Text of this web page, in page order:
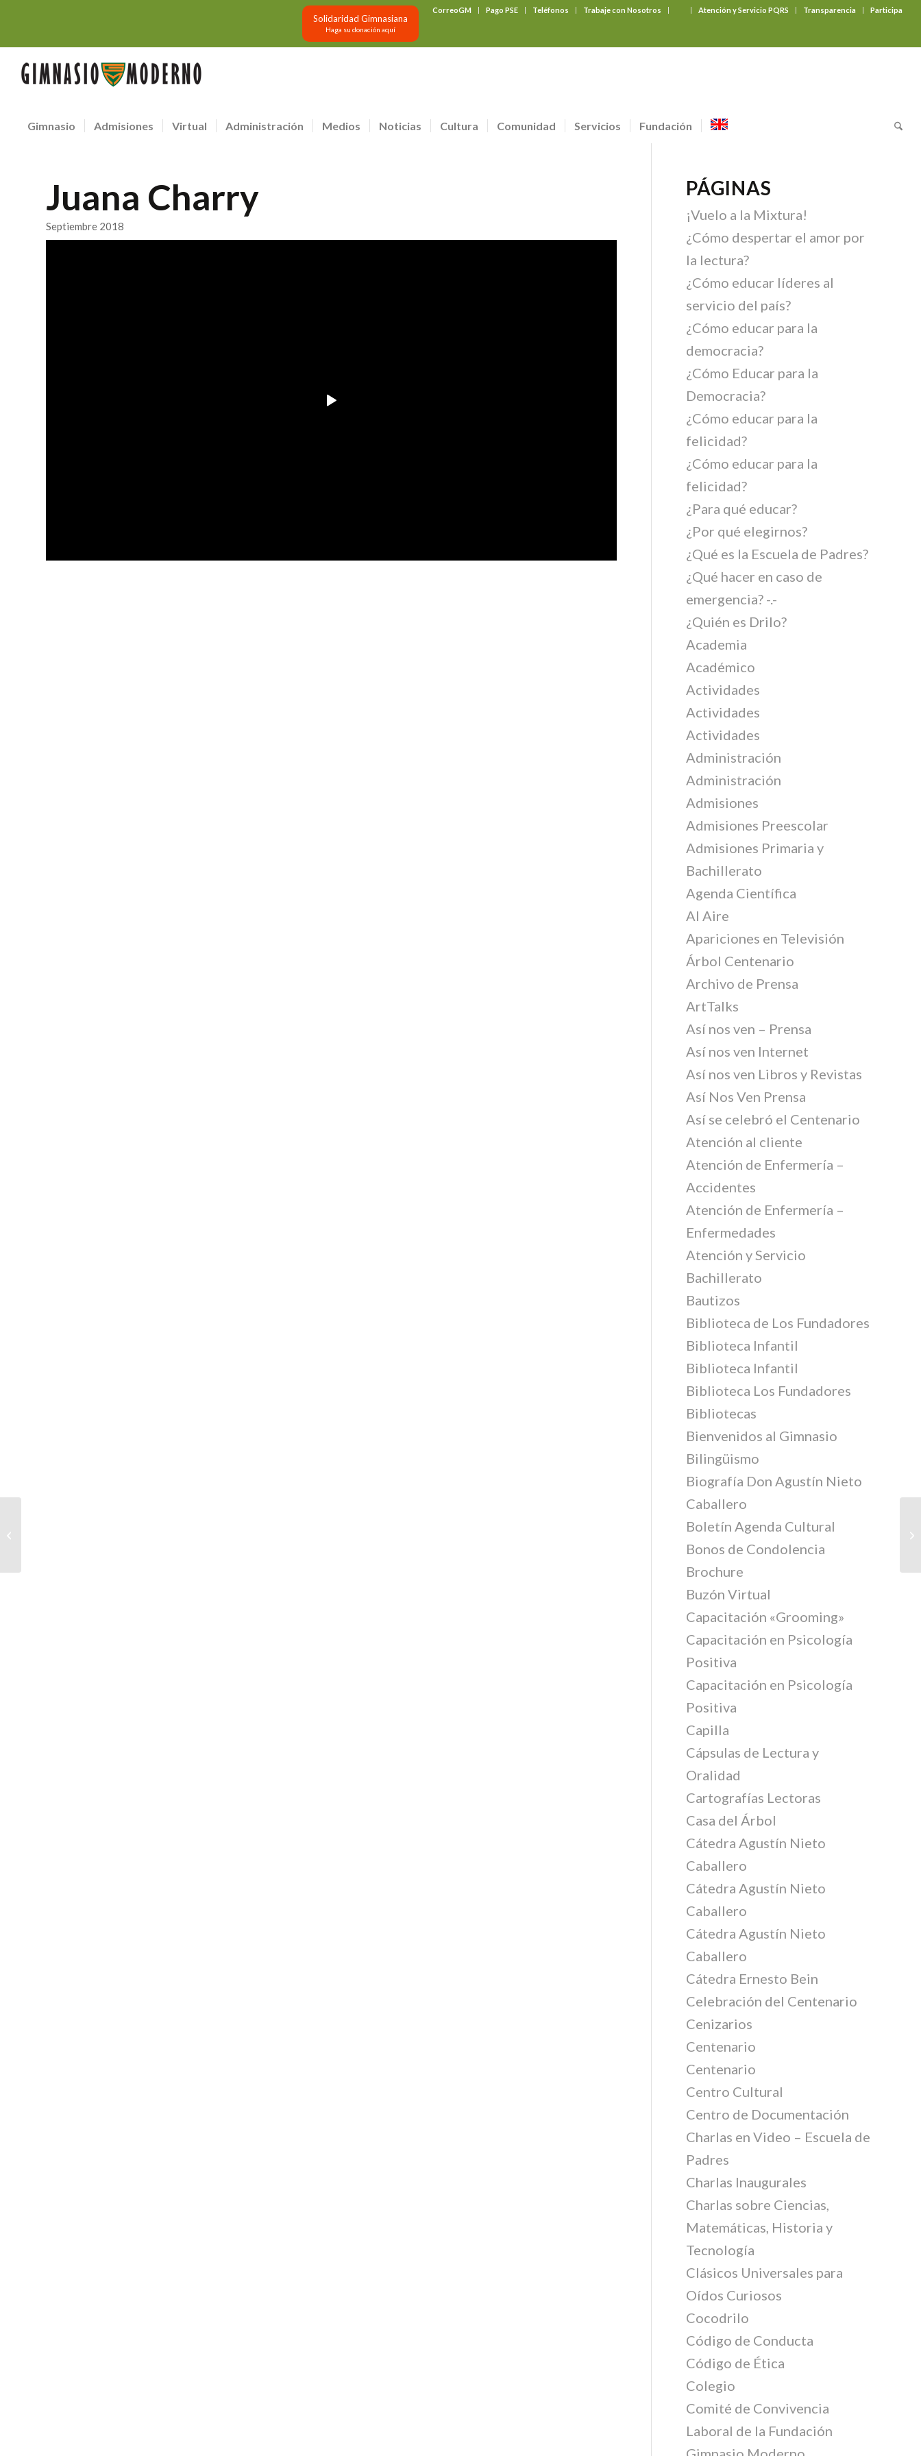
CorreoGM Pago PSE Teléfonos Trabaje con Nosotros Atención y Servicio PQRS Transparencia Participa
Solidaridad Gimnasiana
Haga su donación aquí
Gimnasio Admisiones Virtual Administración Medios Noticias Cultura Comunidad Servicios Fundación
Juana Charry
Septiembre 2018
PÁGINAS
¡Vuelo a la Mixtura!
¿Cómo despertar el amor por
la lectura?
¿Cómo educar líderes al
servicio del país?
¿Cómo educar para la
democracia?
¿Cómo Educar para la
Democracia?
¿Cómo educar para la
felicidad?
¿Cómo educar para la
felicidad?
¿Para qué educar?
¿Por qué elegirnos?
¿Qué es la Escuela de Padres?
¿Qué hacer en caso de
emergencia? -.-
¿Quién es Drilo?
Academia
Académico
Actividades
Actividades
Actividades
Administración
Administración
Admisiones
Admisiones Preescolar
Admisiones Primaria y
Bachillerato
Agenda Científica
Al Aire
Apariciones en Televisión
Árbol Centenario
Archivo de Prensa
ArtTalks
Así nos ven – Prensa
Así nos ven Internet
Así nos ven Libros y Revistas
Así Nos Ven Prensa
Así se celebró el Centenario
Atención al cliente
Atención de Enfermería –
Accidentes
Atención de Enfermería –
Enfermedades
Atención y Servicio
Bachillerato
Bautizos
Biblioteca de Los Fundadores
Biblioteca Infantil
Biblioteca Infantil
Biblioteca Los Fundadores
Bibliotecas
Bienvenidos al Gimnasio
Bilingüismo
Biografía Don Agustín Nieto
Caballero
Boletín Agenda Cultural
Bonos de Condolencia
Brochure
Buzón Virtual
Capacitación «Grooming»
Capacitación en Psicología
Positiva
Capacitación en Psicología
Positiva
Capilla
Cápsulas de Lectura y
Oralidad
Cartografías Lectoras
Casa del Árbol
Cátedra Agustín Nieto
Caballero
Cátedra Agustín Nieto
Caballero
Cátedra Agustín Nieto
Caballero
Cátedra Ernesto Bein
Celebración del Centenario
Cenizarios
Centenario
Centenario
Centro Cultural
Centro de Documentación
Charlas en Video – Escuela de
Padres
Charlas Inaugurales
Charlas sobre Ciencias,
Matemáticas, Historia y
Tecnología
Clásicos Universales para
Oídos Curiosos
Cocodrilo
Código de Conducta
Código de Ética
Colegio
Comité de Convivencia
Laboral de la Fundación